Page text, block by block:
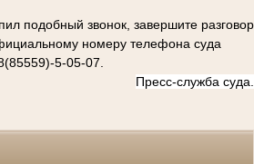
подобный звонок, завершите разговор
номеру телефона суда
5-05-07.
Пресс-служба суда.